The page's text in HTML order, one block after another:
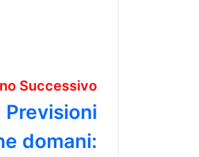
Successivo
Previsioni
domani: